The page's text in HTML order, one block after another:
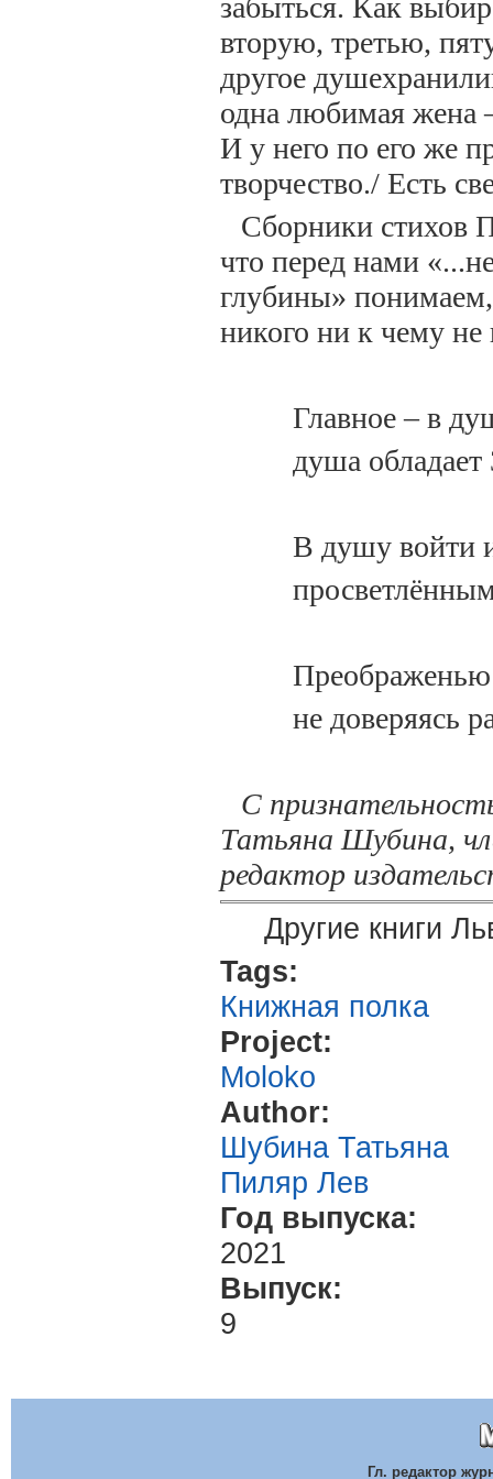
забыться. Как
вторую, третью,
другое
одна любимая жена
И у него по его же
творчество./ Есть
Сборники стихов
что перед нами
глубины»
никого ни к чему не
Главное – в
душа обладает
В душу войти
не доверяясь
С
Татьяна Шубина,
редактор
Другие книги
Tags:
Книжная полка
Project:
Moloko
Author:
Шубина Татьяна
Пиляр Лев
Год выпуска:
2021
Выпуск:
9
Гл. редактор